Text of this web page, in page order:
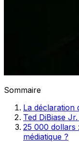
Sommaire
La déclaration
Ted DiBiase
25 000 dollars
médiatique ?